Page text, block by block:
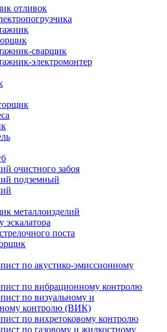
отливок
сварщик
электромонтер
очистного забоя
подземный
металлоизделий
поста
по акустико-эмиссионному
по вибрационному контролю
по визуальному и
контролю (ВИК)
по вихретоковому контролю
по газовому и жидкостному